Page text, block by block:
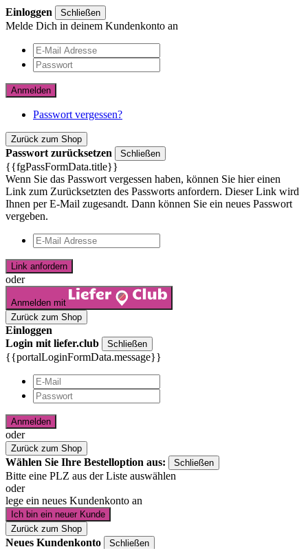
Einloggen Schließen
Melde Dich in deinem Kundenkonto an
Anmelden
Passwort vergessen?
Zurück zum Shop
Passwort zurücksetzen Schließen
{{fgPassFormData.title}}
Wenn Sie das Passwort vergessen haben, können Sie hier einen
Link zum Zurücksetzten des Passworts anfordern. Dieser Link wird
Ihnen per E-Mail zugesandt. Dann können Sie ein neues Passwort
vergeben.
Link anfordern
oder
Anmelden mit
Zurück zum Shop
Einloggen
Login mit liefer.club
Schließen
{{portalLoginFormData.message}}
Anmelden
oder
Zurück zum Shop
Wählen Sie Ihre Bestelloption aus: Schließen
Bitte eine PLZ aus der Liste auswählen
oder
lege ein neues Kundenkonto an
Ich bin ein neuer Kunde
Zurück zum Shop
Neues Kundenkonto Schließen